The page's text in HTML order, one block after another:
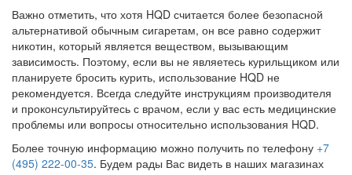
Важно отметить, что хотя HQD считается более безопасной
альтернативой обычным сигаретам, он все равно содержит
никотин, который является веществом, вызывающим
зависимость. Поэтому, если вы не являетесь курильщиком или
планируете бросить курить, использование HQD не
рекомендуется. Всегда следуйте инструкциям производителя
и проконсультируйтесь с врачом, если у вас есть медицинские
проблемы или вопросы относительно использования HQD.
Более точную информацию можно получить по телефону +7
(495) 222-00-35. Будем рады Вас видеть в наших магазинах